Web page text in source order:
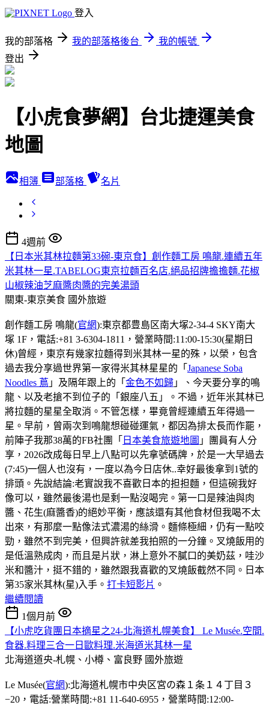
登入
我的部落格 我的部落格後台
我的帳號
登出
【小虎食夢網】台北捷運美食
地圖
相簿 部落格 名片
4週前
【日本米其林拉麵第33碗-東京食】創作麵工房 鳴龍.連續五年
米其林一星.TABELOG東京拉麵百名店.絕品招牌擔擔麵.花椒
山椒辣油芝麻醬肉醬的完美湯頭
關東-東京美食 國外旅遊
創作麵工房 鳴龍(官網):東京都豊島区南大塚2-34-4 SKY南大
塚 1F，電話:+81 3-6304-1811，營業時間:11:00-15:30(星期日
休)曾經，東京有幾家拉麵得到米其林一星的殊，以榮，包含
過去我分享過世界第一家得米其林星星的「 Japanese Soba
Noodles 蔦 」及隔年跟上的「 金色不如歸 」、今天要分享的鳴
龍、以及老搶不到位子的「銀座八五」。不過，近年米其林已
將拉麵的星星全取消。不管怎樣，畢竟曾經連續五年得過一
星。早前，曾兩次到鳴龍想碰碰運氣，都因為排太長而作罷，
前陣子我那38萬的FB社團「 日本美食旅遊地圖 」團員有人分
享，2026改成每日早上八點可以先拿號碼牌，於是一大早過去
(7:45)一個人也沒有，一度以為今日店休..幸好最後拿到1號的
排頭。先說結論:老實說我不喜歡日本的担担麵，但這碗我好
像可以，雖然最後湯也是剩一點沒喝完。第一口是辣油與肉
醬、花生(麻醬香)的絕妙平衡，應該還有其他食材但我喝不太
出來，有那麼一點像法式濃湯的絲滑。麵條極細，仍有一點咬
勁，雖然不到完美，但興許就差我拍照的一分鐘。叉燒飯用的
是低溫熟成肉，而且是片狀，淋上意外不膩口的美奶茲，哇沙
米和醬汁，挺不錯的，雖然跟我喜歡的叉燒飯截然不同。日本
第35家米其林(星)入手。 打卡短影片 。
繼續閱讀
1個月前
【小虎吃貨團日本摘星之24-北海道札幌美食】 Le Musée.空間.
食器.料理三合一日歐料理.米海道米其林一星
北海道道央-札幌、小樽、富良野 國外旅遊
Le Musée(官網):北海道札幌市中央区宮の森１条１４丁目３
−20，電話:營業時間:+81 11-640-6955，營業時間:12:00-